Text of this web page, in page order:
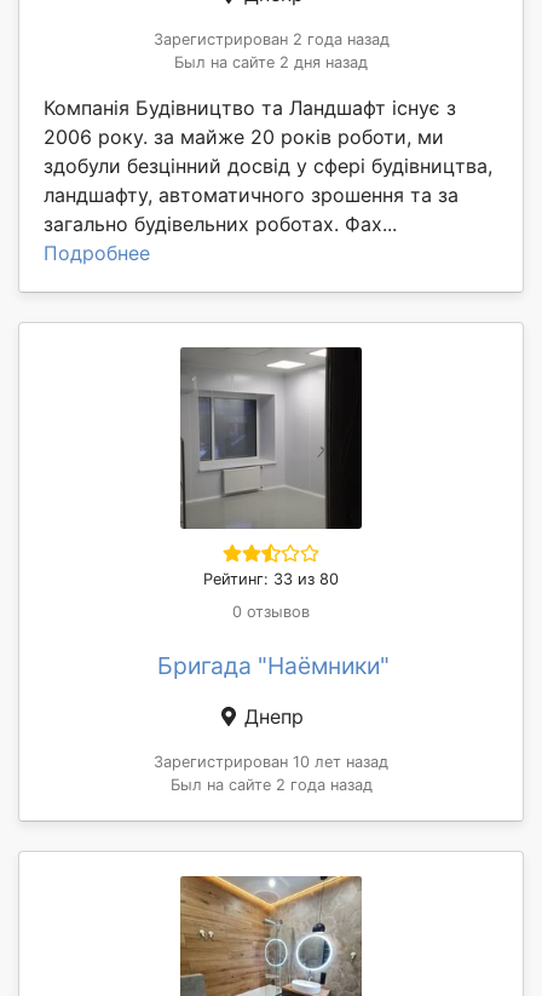
Зарегистрирован 2 года назад
Был на сайте 2 дня назад
Компанія Будівництво та Ландшафт існує з
2006 року. за майже 20 років роботи, ми
здобули безцінний досвід у сфері будівництва,
ландшафту, автоматичного зрошення та за
загально будівельних роботах. Фах...
Подробнее
Рейтинг: 33 из 80
0 отзывов
Бригада "Наёмники"
Днепр
Зарегистрирован 10 лет назад
Был на сайте 2 года назад